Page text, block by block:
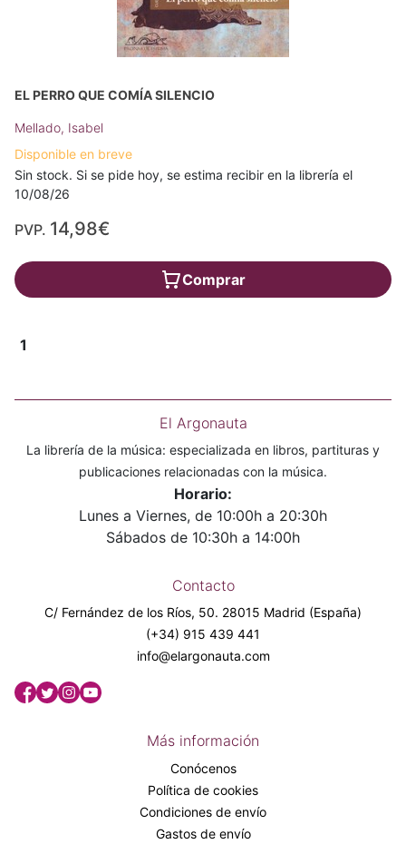
EL PERRO QUE COMÍA SILENCIO
Mellado, Isabel
Disponible en breve
Sin stock. Si se pide hoy, se estima recibir en la librería el
10/08/26
PVP. 14,98€
Comprar
1
El Argonauta
La librería de la música: especializada en libros, partituras y
publicaciones relacionadas con la música.
Horario:
Lunes a Viernes, de 10:00h a 20:30h
Sábados de 10:30h a 14:00h
Contacto
C/ Fernández de los Ríos, 50. 28015 Madrid (España)
(+34) 915 439 441
info@elargonauta.com
Más información
Conócenos
Política de cookies
Condiciones de envío
Gastos de envío